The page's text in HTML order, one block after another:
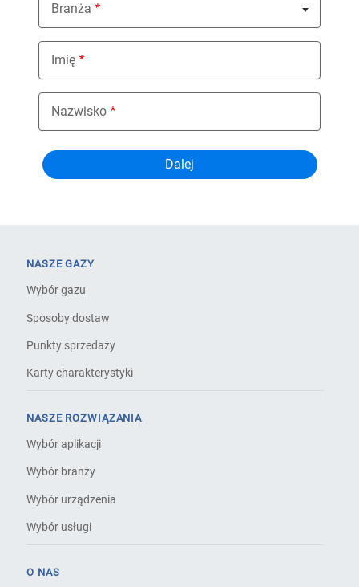
Branża
Nothing selected
Imię
Nazwisko
NASZE GAZY
Wybór gazu
Sposoby dostaw
Punkty sprzedaży
Karty charakterystyki
NASZE ROZWIĄZANIA
Wybór aplikacji
Wybór branży
Wybór urządzenia
Wybór usługi
O NAS